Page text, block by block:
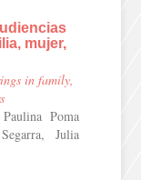
mujer,
in family,
Poma
Julia